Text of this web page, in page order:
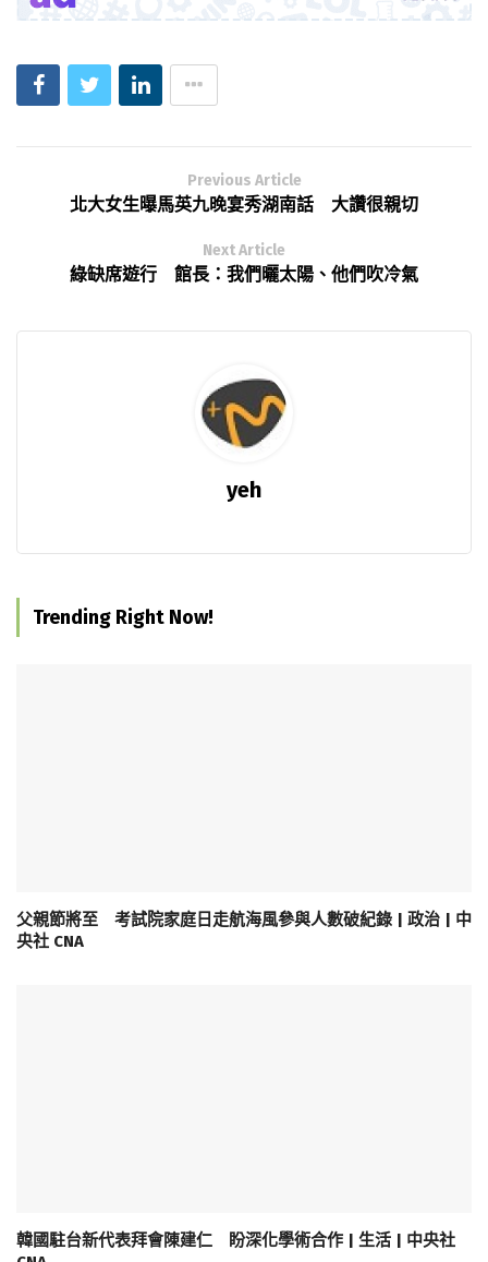
Previous Article
北大女生曝馬英九晚宴秀湖南話 大讚很親切
Next Article
綠缺席遊行 館長：我們曬太陽、他們吹冷氣
yeh
Trending Right Now!
父親節將至 考試院家庭日走航海風參與人數破紀錄 | 政治 | 中
央社 CNA
韓國駐台新代表拜會陳建仁 盼深化學術合作 | 生活 | 中央社